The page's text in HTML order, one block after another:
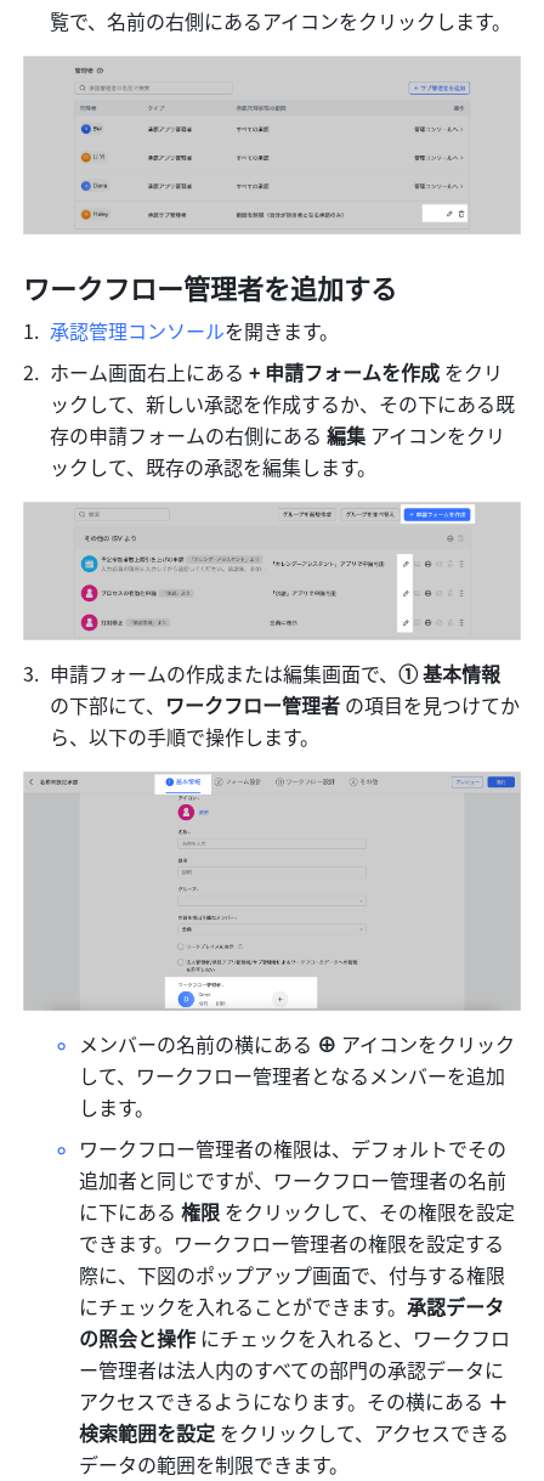
覧で、名前の右側にあるアイコンをクリックします。
ワークフロー管理者を追加する
承認管理コンソールを開きます。
ホーム画面右上にある + 申請フォームを作成 をクリ
ックして、新しい承認を作成するか、その下にある既
存の申請フォームの右側にある 編集 アイコンをクリ
ックして、既存の承認を編集します。
申請フォームの作成または編集画面で、①基本情報
の下部にて、 ワークフロー管理者 の項目を見つけてか
ら、以下の手順で操作します。
メンバーの名前の横にある ⊕ アイコンをクリック
して、ワークフロー管理者となるメンバーを追加
します。
ワークフロー管理者の権限は、デフォルトでその
追加者と同じですが、ワークフロー管理者の名前
に下にある 権限 をクリックして、その権限を設定
できます。ワークフロー管理者の権限を設定する
際に、下図のポップアップ画面で、付与する権限
にチェックを入れることができます。承認データ
の照会と操作 にチェックを入れると、ワークフロ
ー管理者は法人内のすべての部門の承認データに
アクセスできるようになります。その横にある ＋
検索範囲を設定 をクリックして、アクセスできる
データの範囲を制限できます。